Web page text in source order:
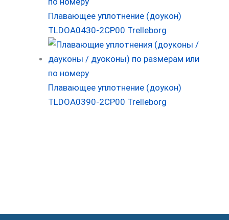
Плавающее уплотнение (доукон)
TLDOA0430-2CP00 Trelleborg
Плавающее уплотнение (доукон)
TLDOA0390-2CP00 Trelleborg